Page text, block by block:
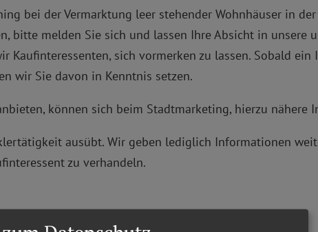
bei der Vermarktung leer stehender Wohnhäuser in
bitte melden Sie sich und lassen Ihre Absicht in unsere
Kaufinteressenten, sich vormerken zu lassen. Sobald ein
wir Sie davon in Kenntnis setzen.
können sich beim Stadtmarketing, hierzu nähere
ausübt. Wir geben lediglich Informationen
zu verhandeln.